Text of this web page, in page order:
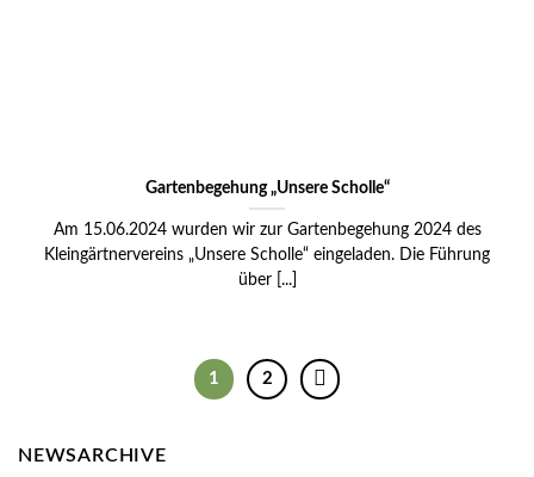
Gartenbegehung „Unsere Scholle“
Am 15.06.2024 wurden wir zur Gartenbegehung 2024 des
Kleingärtnervereins „Unsere Scholle“ eingeladen. Die Führung
über [...]
1 2
NEWSARCHIVE